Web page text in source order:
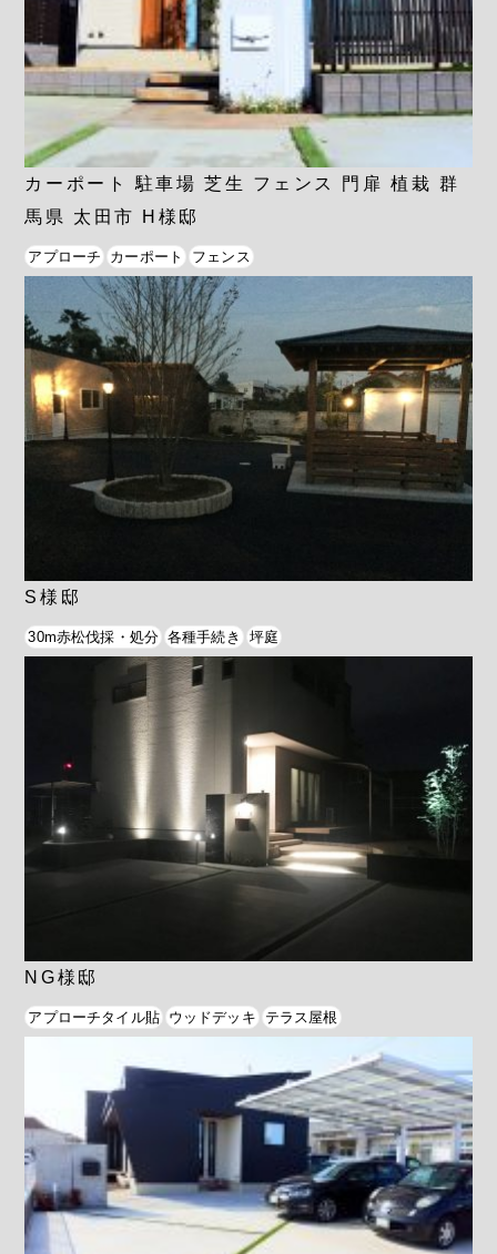
カーポート 駐車場 芝生 フェンス 門扉 植栽 群
馬県 太田市 H様邸
アプローチ カーポート フェンス
S様邸
30m赤松伐採・処分 各種手続き 坪庭
NG様邸
アプローチタイル貼 ウッドデッキ テラス屋根